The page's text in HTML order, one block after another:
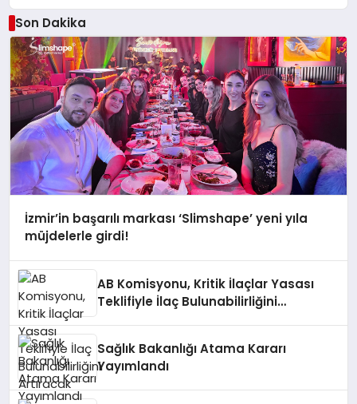
Son Dakika
İzmir’in başarılı markası ‘Slimshape’ yeni yıla
müjdelerle girdi!
AB Komisyonu, Kritik İlaçlar Yasası
Teklifiyle İlaç Bulunabilirliğini
Sağlık Bakanlığı Atama Kararı
Yayımlandı